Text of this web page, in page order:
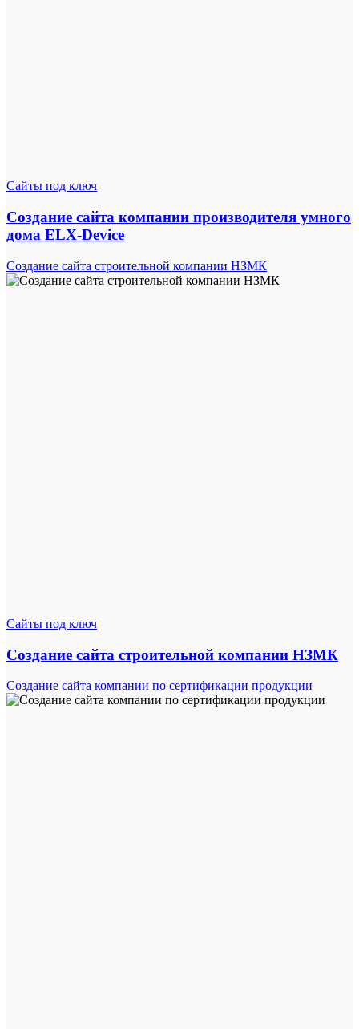
Сайты под ключ
Создание сайта компании производителя умного
дома ELX-Device
Создание сайта строительной компании НЗМК
Сайты под ключ
Создание сайта строительной компании НЗМК
Создание сайта компании по сертификации продукции